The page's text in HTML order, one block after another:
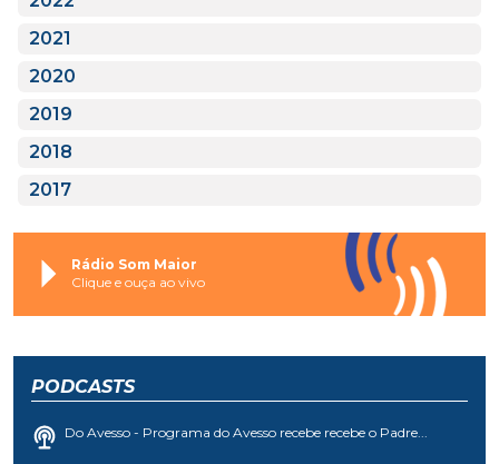
2021
2020
2019
2018
2017
Rádio Som Maior
Clique e ouça ao vivo
PODCASTS
Do Avesso - Programa do Avesso recebe recebe o Padre...